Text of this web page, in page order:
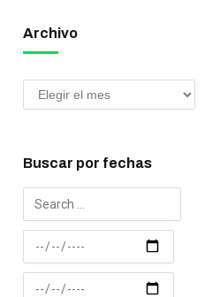
Archivo
Buscar por fechas